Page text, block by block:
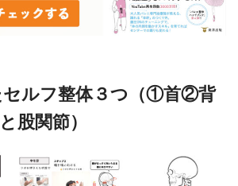
セルフ整体３つ（①首②背
股関節）